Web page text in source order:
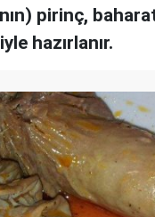
pirinç,
hazırlanır.